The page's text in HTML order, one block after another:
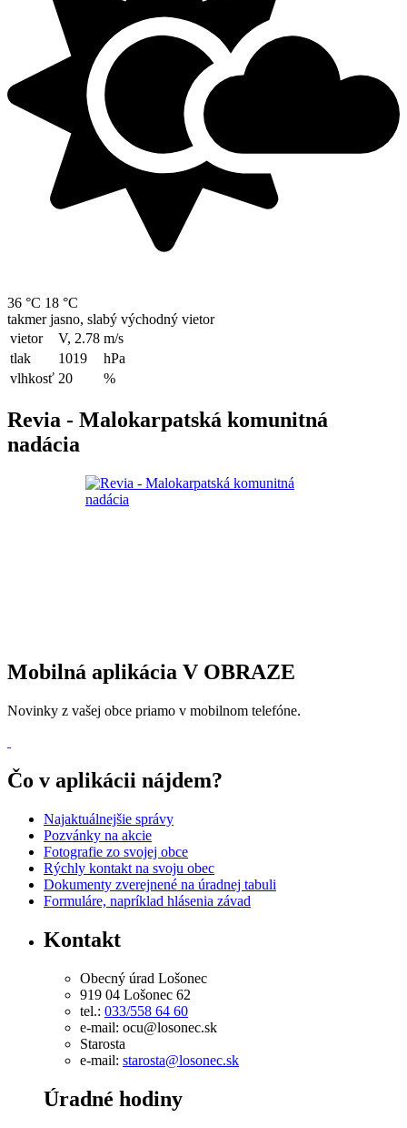
36 °C 18 °C
takmer jasno, slabý východný vietor
vietor
V, 2.78 m/s
tlak
1019
hPa
vlhkosť 20 %
Revia - Malokarpatská komunitná
nadácia
Mobilná aplikácia V OBRAZE
Novinky z vašej obce priamo v mobilnom telefóne.
Čo v aplikácii nájdem?
Najaktuálnejšie správy
Pozvánky na akcie
Fotografie zo svojej obce
Rýchly kontakt na svoju obec
Dokumenty zverejnené na úradnej tabuli
Formuláre, napríklad hlásenia závad
Kontakt
Obecný úrad Lošonec
919 04 Lošonec 62
tel.: 033/558 64 60
e-mail: ocu@losonec.sk
Starosta
e-mail: starosta@losonec.sk
Úradné hodiny